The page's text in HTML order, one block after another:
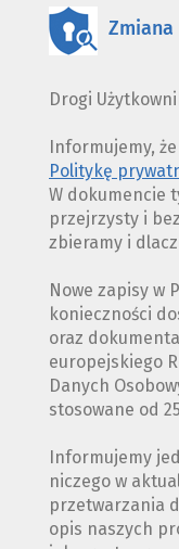
Drogi
Informujemy,
Politykę
W dokumencie
przejrzysty i
zbieramy i
Nowe zapisy w
konieczności
oraz
europejskiego
Danych
stosowane od
Informujemy
niczego w
przetwarzania
opis naszych